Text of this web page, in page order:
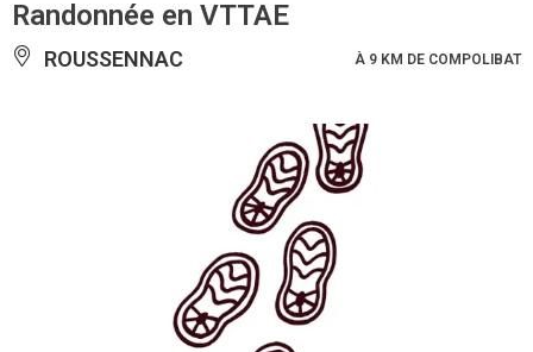
Randonnée en VTTAE
ROUSSENNAC À 9 KM DE COMPOLIBAT